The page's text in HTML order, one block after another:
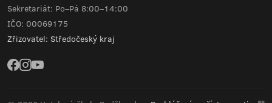
Sekretariát: Po–Pá 8:00–14:00
IČO: 00069175
Zřizovatel: Středočeský kraj